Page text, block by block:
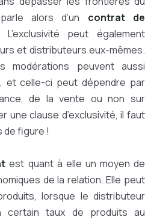
alors d’un contrat de
L’exclusivité peut également
et distributeurs eux-mêmes.
modérations peuvent aussi
et celle-ci peut dépendre par
de la vente ou non sur
une clause d’exclusivité, il faut
de figure !
est quant à elle un moyen de
de la relation. Elle peut
lorsque le distributeur
certain taux de produits au